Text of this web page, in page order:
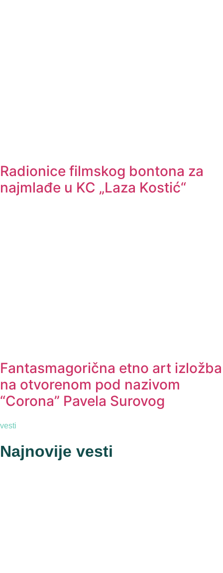
Radionice filmskog bontona za
najmlađe u KC „Laza Kostić“
Fantasmagorična etno art izložba
na otvorenom pod nazivom
“Corona” Pavela Surovog
vesti
Najnovije vesti